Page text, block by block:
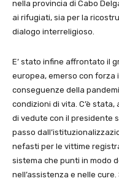
nella provincia di Cabo
ai rifugiati, sia per la
dialogo interreligioso.
E’ stato infine affrontato il
europea, emerso con forza
conseguenze della
condizioni di vita. C’è
di vedute con il presidente
passo
nefasti per le vittime
sistema che punti in modo
nell’assistenza e nelle